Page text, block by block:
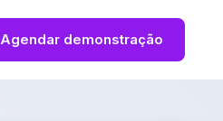
Agendar demonstração